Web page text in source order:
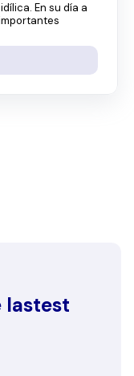
En su día a
lastest